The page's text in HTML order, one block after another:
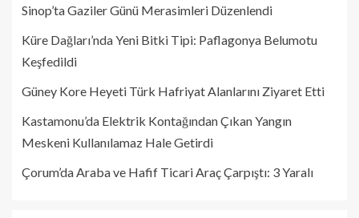
Sinop’ta Gaziler Günü Merasimleri Düzenlendi
Küre Dağları’nda Yeni Bitki Tipi: Paflagonya Belumotu
Keşfedildi
Güney Kore Heyeti Türk Hafriyat Alanlarını Ziyaret Etti
Kastamonu’da Elektrik Kontağından Çıkan Yangın
Meskeni Kullanılamaz Hale Getirdi
Çorum’da Araba ve Hafif Ticari Araç Çarpıştı: 3 Yaralı